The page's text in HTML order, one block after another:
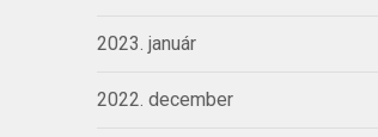
2023. január
2022. december